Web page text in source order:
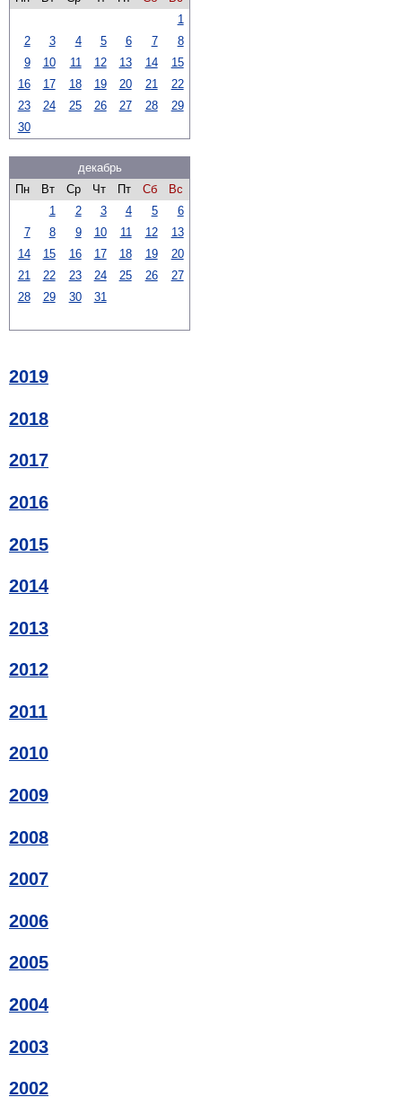
1
2
3 4 5 6 7
8
9
10 11 12 13 14
15
16
17 18 19 20 21
22
23
24 25 26 27 28
29
30
декабрь
Пн
Вт Ср Чт Пт Сб
Вс
1
2 3 4 5
6
7
8 9 10 11 12
13
14
15 16 17 18 19
20
21
22 23 24 25 26
27
28
29 30 31
2019
2018
2017
2016
2015
2014
2013
2012
2011
2010
2009
2008
2007
2006
2005
2004
2003
2002